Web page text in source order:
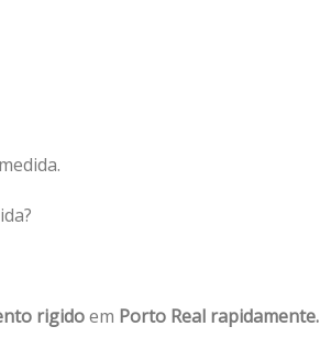
rigidoem Porto Real rapidamente.